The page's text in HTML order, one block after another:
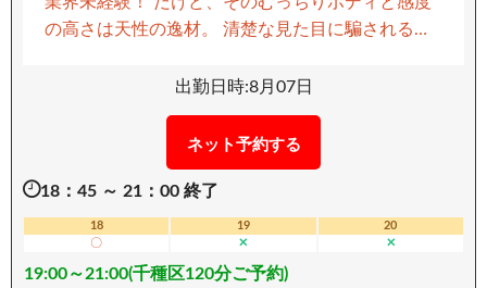
の高さは天性の逸材。 清楚な見た目に騙されるこ
身で快感を受け止めるその姿に、誰もが心を奪わ
たびに乱れる吐息と潤む瞳… まるで恋人とひとつ
になったかのような、リアルな交わり。 素朴で可
愛らしい笑顔の奥に秘められた、“知らなかった自
分”を開花させていくその過程に、あなたもきっと
魅了されるはず。 ぜひその手で、優しく導いてあ
げてください。 “はじめて”の快感と悦びを、共に
出勤日時:8月07日
ネット予約する
18：45 ～ 21：00 終了
18
〇
19
✕
20
✕
19:00～21:00(千種区120分ご予約)